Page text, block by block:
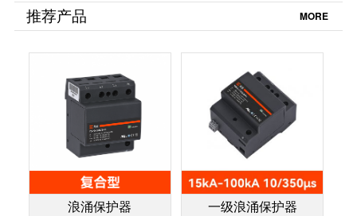
您推荐-易造防雷
详情-易造防雷
推荐产品 MORE
浪涌保护器 一级浪涌保护器